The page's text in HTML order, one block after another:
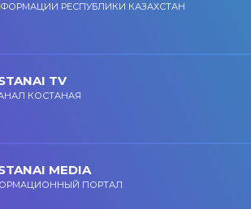
РЕСПУБЛИКИ КАЗАХСТАН
TV
КОСТАНАЯ
MEDIA
ПОРТАЛ